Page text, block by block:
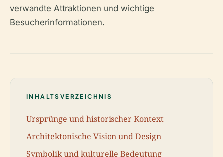
verwandte Attraktionen und wichtige
Besucherinformationen.
INHALTSVERZEICHNIS
Ursprünge und historischer Kontext
Architektonische Vision und Design
Symbolik und kulturelle Bedeutung